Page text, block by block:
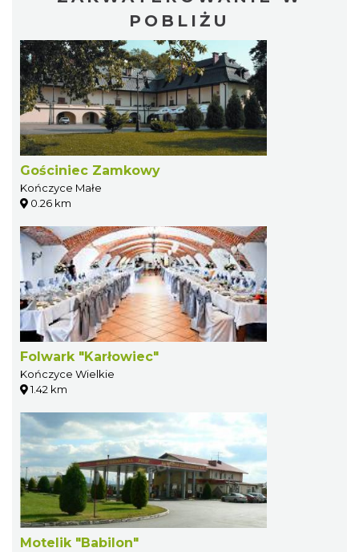
POBLIŻU
Gościniec Zamkowy
Kończyce Małe
0.26 km
Folwark "Karłowiec"
Kończyce Wielkie
1.42 km
Motelik "Babilon"